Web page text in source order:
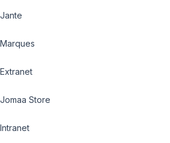
Jante
Marques
Extranet
Jomaa Store
Intranet